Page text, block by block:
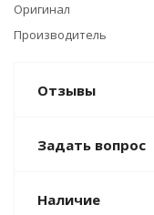
Оригинал
Производитель
Отзывы
Задать вопрос
Наличие